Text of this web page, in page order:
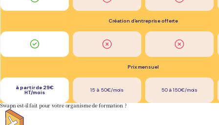
Création d'entreprise offerte
Prix mensuel
à partir de 29€
HT/mois 15 à 50€/mois 50 à 150€/mois
Swapn est-il fait pour votre organisme de formation ?